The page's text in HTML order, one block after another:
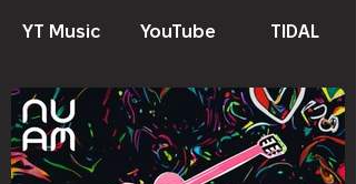
YT Music YouTube TIDAL